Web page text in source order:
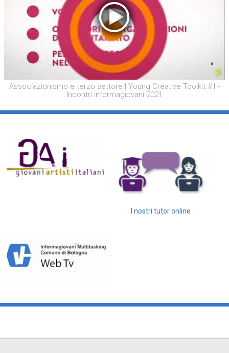
Associazionismo e terzo settore | Young Creative Toolkit #1 -
Incontri Informagiovani 2021
I nostri tutor online